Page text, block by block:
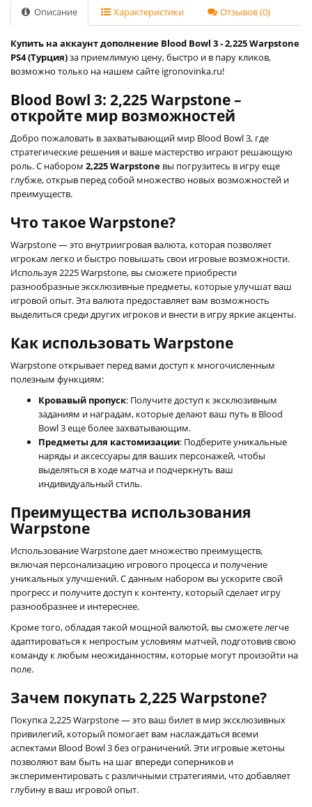
Описание Характеристики Отзывов (0)
Купить на аккаунт дополнение Blood Bowl 3 - 2,225 Warpstone
PS4 (Турция)за приемлимую цену, быстро и в пару кликов,
возможно только на нашем сайте igronovinka.ru!
Blood Bowl 3: 2,225 Warpstone –
откройте мир возможностей
Добро пожаловать в захватывающий мир Blood Bowl 3, где
стратегические решения и ваше мастерство играют решающую
роль. С набором 2,225 Warpstone вы погрузитесь в игру еще
глубже, открыв перед собой множество новых возможностей и
преимуществ.
Что такое Warpstone?
Warpstone — это внутриигровая валюта, которая позволяет
игрокам легко и быстро повышать свои игровые возможности.
Используя 2225 Warpstone, вы сможете приобрести
разнообразные эксклюзивные предметы, которые улучшат ваш
игровой опыт. Эта валюта предоставляет вам возможность
выделиться среди других игроков и внести в игру яркие акценты.
Как использовать Warpstone
Warpstone открывает перед вами доступ к многочисленным
полезным функциям:
Кровавый пропуск: Получите доступ к эксклюзивным
заданиям и наградам, которые делают ваш путь в Blood
Bowl 3 еще более захватывающим.
Предметы для кастомизации: Подберите уникальные
наряды и аксессуары для ваших персонажей, чтобы
выделяться в ходе матча и подчеркнуть ваш
индивидуальный стиль.
Преимущества использования
Warpstone
Использование Warpstone дает множество преимуществ,
включая персонализацию игрового процесса и получение
уникальных улучшений. С данным набором вы ускорите свой
прогресс и получите доступ к контенту, который сделает игру
разнообразнее и интереснее.
Кроме того, обладая такой мощной валютой, вы сможете легче
адаптироваться к непростым условиям матчей, подготовив свою
команду к любым неожиданностям, которые могут произойти на
поле.
Зачем покупать 2,225 Warpstone?
Покупка 2,225 Warpstone — это ваш билет в мир эксклюзивных
привилегий, который помогает вам наслаждаться всеми
аспектами Blood Bowl 3 без ограничений. Эти игровые жетоны
позволяют вам быть на шаг впереди соперников и
экспериментировать с различными стратегиями, что добавляет
глубину в ваш игровой опыт.